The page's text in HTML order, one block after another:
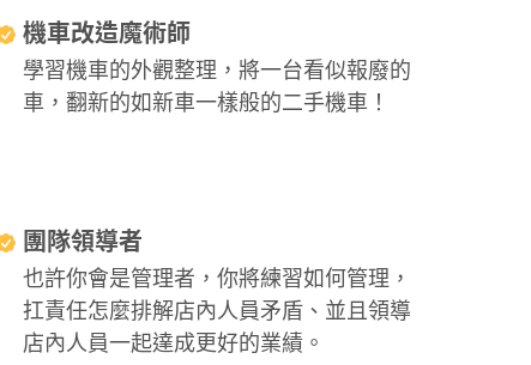
機車改造魔術師
學習機車的外觀整理，將一台看似報廢的
車，翻新的如新車一樣般的二手機車！
團隊領導者
也許你會是管理者，你將練習如何管理，
扛責任怎麼排解店內人員矛盾、並且領導
店內人員一起達成更好的業績。